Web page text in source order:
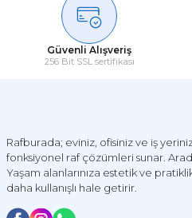
Güvenli Alışveriş
256 Bit SSL sertifikası
Rafburada; eviniz, ofisiniz ve iş yeriniz
fonksiyonel raf çözümleri sunar.
Yaşam alanlarınıza estetik ve
daha kullanışlı hale getirir.